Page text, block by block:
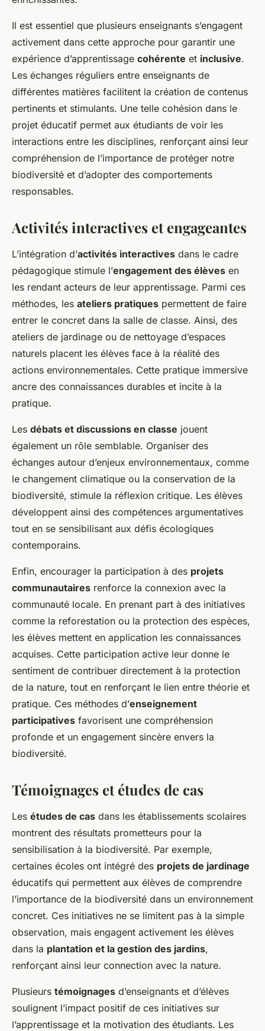
Il est essentiel que plusieurs enseignants s’engagent
activement dans cette approche pour garantir une
expérience d’apprentissage cohérente et inclusive.
Les échanges réguliers entre enseignants de
différentes matières facilitent la création de contenus
pertinents et stimulants. Une telle cohésion dans le
projet éducatif permet aux étudiants de voir les
interactions entre les disciplines, renforçant ainsi leur
compréhension de l’importance de protéger notre
biodiversité et d’adopter des comportements
responsables.
Activités interactives et engageantes
L’intégration d’activités interactives dans le cadre
pédagogique stimule l’engagement des élèves en
les rendant acteurs de leur apprentissage. Parmi ces
méthodes, les ateliers pratiques permettent de faire
entrer le concret dans la salle de classe. Ainsi, des
ateliers de jardinage ou de nettoyage d’espaces
naturels placent les élèves face à la réalité des
actions environnementales. Cette pratique immersive
ancre des connaissances durables et incite à la
pratique.
Les débats et discussions en classe jouent
également un rôle semblable. Organiser des
échanges autour d’enjeux environnementaux, comme
le changement climatique ou la conservation de la
biodiversité, stimule la réflexion critique. Les élèves
développent ainsi des compétences argumentatives
tout en se sensibilisant aux défis écologiques
contemporains.
Enfin, encourager la participation à des projets
communautaires renforce la connexion avec la
communauté locale. En prenant part à des initiatives
comme la reforestation ou la protection des espèces,
les élèves mettent en application les connaissances
acquises. Cette participation active leur donne le
sentiment de contribuer directement à la protection
de la nature, tout en renforçant le lien entre théorie et
pratique. Ces méthodes d’enseignement
participatives favorisent une compréhension
profonde et un engagement sincère envers la
biodiversité.
Témoignages et études de cas
Les études de cas dans les établissements scolaires
montrent des résultats prometteurs pour la
sensibilisation à la biodiversité. Par exemple,
certaines écoles ont intégré des projets de jardinage
éducatifs qui permettent aux élèves de comprendre
l’importance de la biodiversité dans un environnement
concret. Ces initiatives ne se limitent pas à la simple
observation, mais engagent activement les élèves
dans la plantation et la gestion des jardins,
renforçant ainsi leur connection avec la nature.
Plusieurs témoignages d’enseignants et d’élèves
soulignent l’impact positif de ces initiatives sur
l’apprentissage et la motivation des étudiants. Les